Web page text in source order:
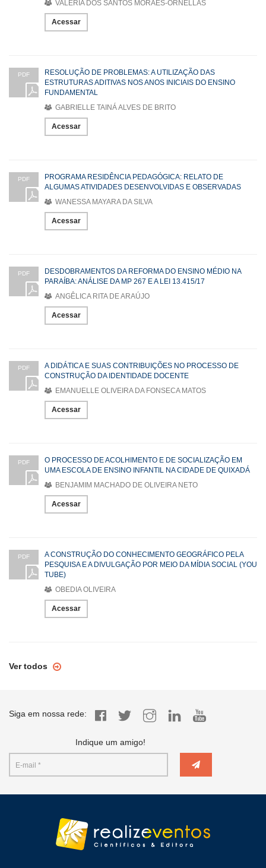
VALERIA DOS SANTOS MORAES-ORNELLAS
Acessar
PDF
RESOLUÇÃO DE PROBLEMAS: A UTILIZAÇÃO DAS
ESTRUTURAS ADITIVAS NOS ANOS INICIAIS DO ENSINO
FUNDAMENTAL
GABRIELLE TAINÁ ALVES DE BRITO
Acessar
PDF
PROGRAMA RESIDÊNCIA PEDAGÓGICA: RELATO DE
ALGUMAS ATIVIDADES DESENVOLVIDAS E OBSERVADAS
WANESSA MAYARA DA SILVA
Acessar
PDF
DESDOBRAMENTOS DA REFORMA DO ENSINO MÉDIO NA
PARAÍBA: ANÁLISE DA MP 267 E A LEI 13.415/17
ANGÊLICA RITA DE ARAÚJO
Acessar
PDF
A DIDÁTICA E SUAS CONTRIBUIÇÕES NO PROCESSO DE
CONSTRUÇÃO DA IDENTIDADE DOCENTE
EMANUELLE OLIVEIRA DA FONSECA MATOS
Acessar
PDF
O PROCESSO DE ACOLHIMENTO E DE SOCIALIZAÇÃO EM
UMA ESCOLA DE ENSINO INFANTIL NA CIDADE DE QUIXADÁ
BENJAMIM MACHADO DE OLIVEIRA NETO
Acessar
PDF
A CONSTRUÇÃO DO CONHECIMENTO GEOGRÁFICO PELA
PESQUISA E A DIVULGAÇÃO POR MEIO DA MÍDIA SOCIAL (YOU
TUBE)
OBEDIA OLIVEIRA
Acessar
Ver todos
Siga em nossa rede:
Indique um amigo!